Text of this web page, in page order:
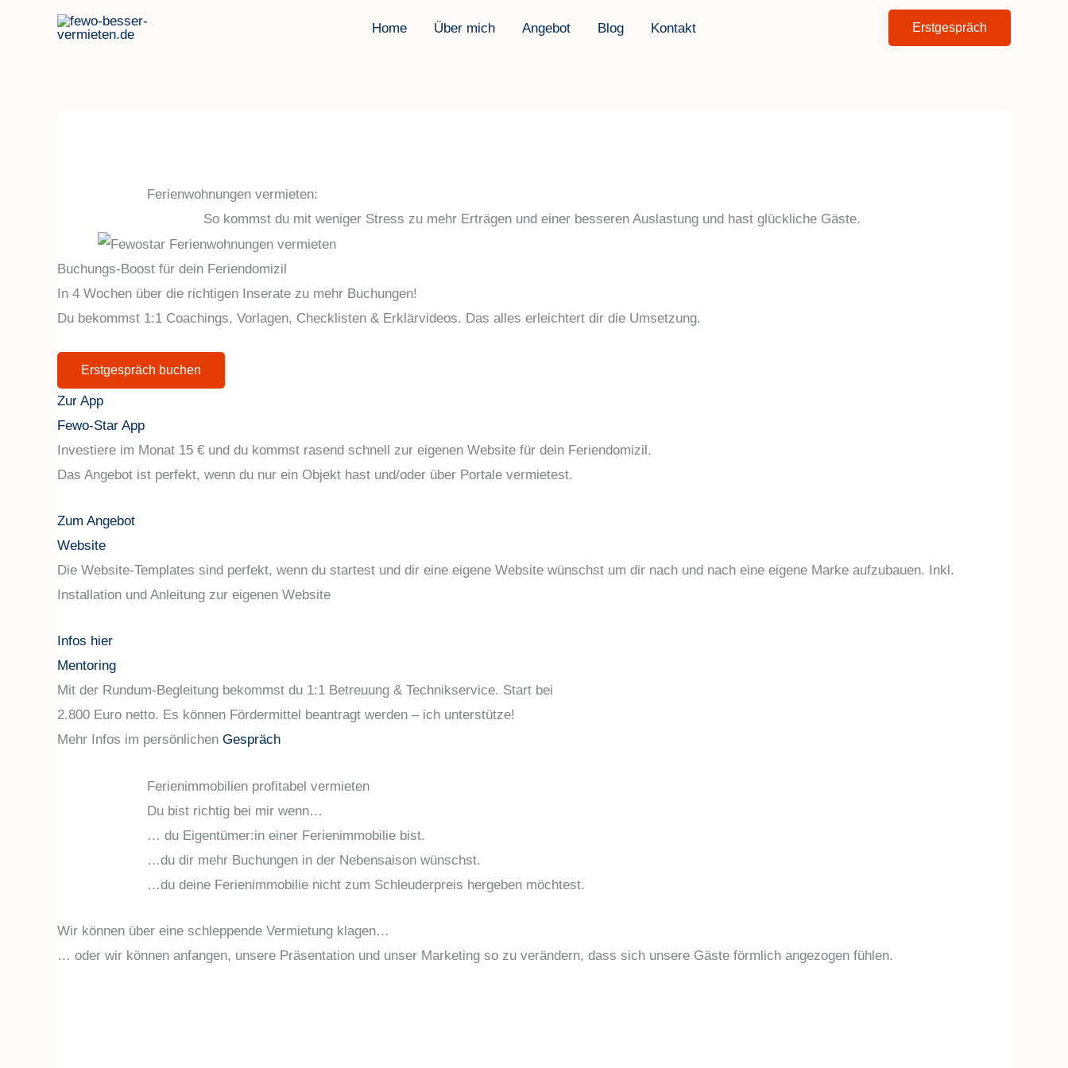
Home Über mich Angebot Blog Kontakt Erstgespräch
Ferienwohnungen vermieten:
So kommst du mit weniger Stress zu mehr Erträgen und einer besseren Auslastung und hast glückliche Gäste.
Buchungs-Boost für dein Feriendomizil
In 4 Wochen über die richtigen Inserate zu mehr Buchungen!
Du bekommst 1:1 Coachings, Vorlagen, Checklisten & Erklärvideos. Das alles erleichtert dir die Umsetzung.
Erstgespräch buchen
Zur App
Fewo-Star App
Investiere im Monat 15 € und du kommst rasend schnell zur eigenen Website für dein Feriendomizil.
Das Angebot ist perfekt, wenn du nur ein Objekt hast und/oder über Portale vermietest.
Zum Angebot
Website
Die Website-Templates sind perfekt, wenn du startest und dir eine eigene Website wünschst um dir nach und nach eine eigene Marke aufzubauen. Inkl.
Installation und Anleitung zur eigenen Website
Infos hier
Mentoring
Mit der Rundum-Begleitung bekommst du 1:1 Betreuung & Technikservice. Start bei
2.800 Euro netto. Es können Fördermittel beantragt werden – ich unterstütze!
Mehr Infos im persönlichen Gespräch
Ferienimmobilien profitabel vermieten
Du bist richtig bei mir wenn…
… du Eigentümer:in einer Ferienimmobilie bist.
…du dir mehr Buchungen in der Nebensaison wünschst.
…du deine Ferienimmobilie nicht zum Schleuderpreis hergeben möchtest.
Wir können über eine schleppende Vermietung klagen…
… oder wir können anfangen, unsere Präsentation und unser Marketing so zu verändern, dass sich unsere Gäste förmlich angezogen fühlen.